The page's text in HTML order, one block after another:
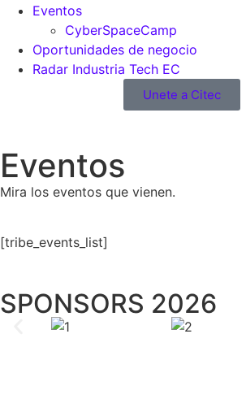
Eventos
CyberSpaceCamp
Oportunidades de negocio
Radar Industria Tech EC
Unete a Citec
Eventos
Mira los eventos que vienen.
[tribe_events_list]
SPONSORS 2026